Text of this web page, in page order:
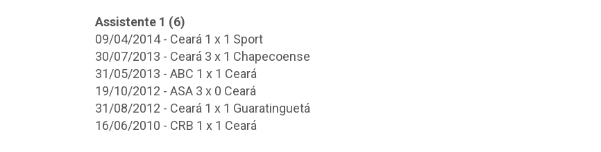
Assistente 1 (6)
09/04/2014 - Ceará 1 x 1 Sport
30/07/2013 - Ceará 3 x 1 Chapecoense
31/05/2013 - ABC 1 x 1 Ceará
19/10/2012 - ASA 3 x 0 Ceará
31/08/2012 - Ceará 1 x 1 Guaratinguetá
16/06/2010 - CRB 1 x 1 Ceará